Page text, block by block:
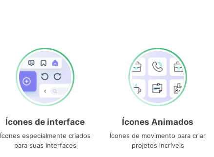
Ícones de interface
Ícones especialmente criados
para suas interfaces
Ícones Animados
Ícones de movimento para criar
projetos incríveis